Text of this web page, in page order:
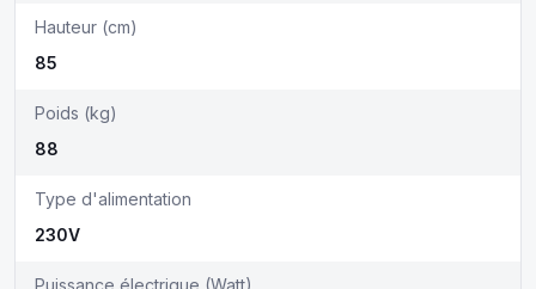
Hauteur (cm)
85
Poids (kg)
88
Type d'alimentation
230V
Puissance électrique (Watt)